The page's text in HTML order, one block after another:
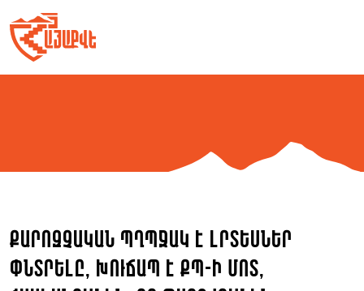
to
content
Քարոզչական պղպջակ է լրտեսներ
փնտրելը, խուճապ է ՔՊ-ի մոտ,